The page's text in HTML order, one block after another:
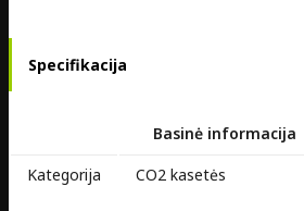
Specifikacija
Basinė informacija
Kategorija
CO2 kasetės